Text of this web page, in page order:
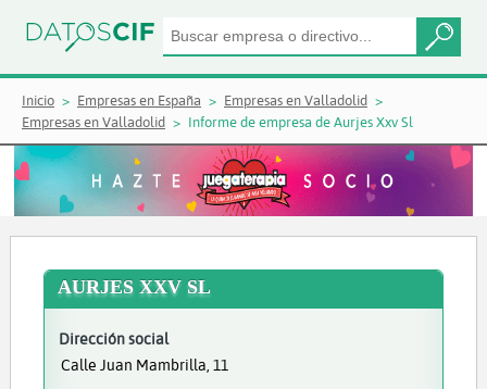
Inicio Empresas en España
Empresas en Valladolid
Empresas en Valladolid
Informe de empresa de Aurjes Xxv Sl
AURJES XXV SL
Dirección social
Calle Juan Mambrilla, 11